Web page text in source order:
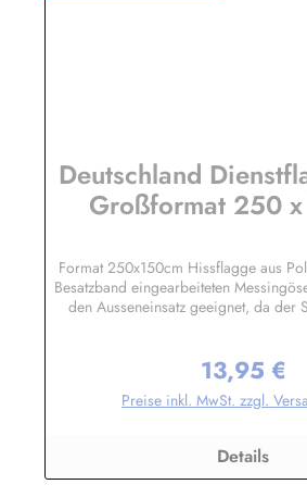
Deutschland
Großformat 250
Format 250x150cm Hissflagge aus
Besatzband eingearbeiteten
den Ausseneinsatz geeignet, da der
Wir führen eine große Auswahl
Sonderflaggen, XXL-Flaggen,
Regulärer
13,95 €
Preise inkl. MwSt. zzgl.
Details